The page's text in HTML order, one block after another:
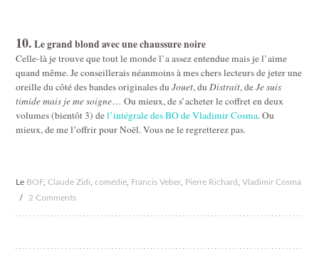
10. Le grand blond avec une chaussure noire
Celle-là je trouve que tout le monde l’a assez entendue mais je l’aime
quand même. Je conseillerais néanmoins à mes chers lecteurs de jeter une
oreille du côté des bandes originales duJouet, du Distrait, deJe suis
timide mais je me soigne… Ou mieux, de s’acheter le coffret en deux
volumes (bientôt 3) del’intégrale des BO de Vladimir Cosma. Ou
mieux, de me l’offrir pour Noël. Vous ne le regretterez pas.
Le BOF,Claude Zidi ,comédie Francis Veber Pierre Richard ,Vladimir Cosma
/
2 Comments